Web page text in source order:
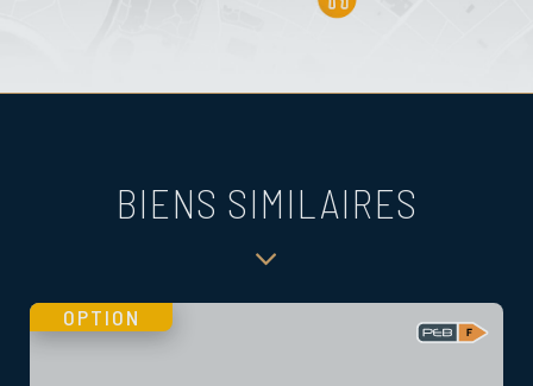
BIENS SIMILAIRES
OPTION